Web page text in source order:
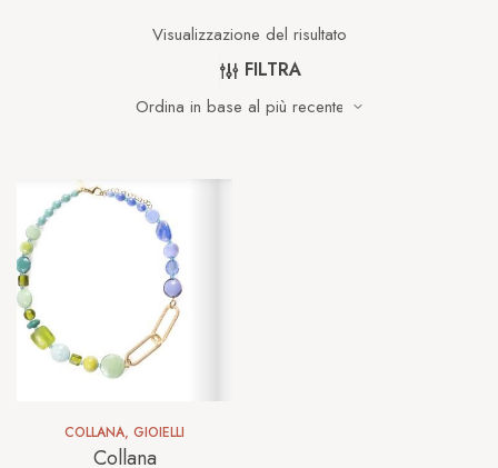
Visualizzazione del risultato
FILTRA
COLLANA, GIOIELLI
Collana